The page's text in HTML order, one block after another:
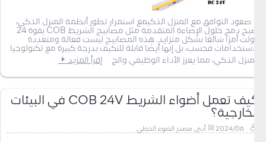
صعود التوافق مع المنزل الذكيمع استمرار تطور أنظمة المنزل الذكي،
أصبح دمج حلول الإضاءة المتقدمة مثل مصابيح الشريط COB بقوة 24
فولت أمرًا شائعًا بشكل متزايد. هذه المصابيح ليست فعالة ومتعددة
الاستخدامات فحسب، بل إنها أيضًا قابلة للتكيف بدرجة كبيرة مع تكنولوجيا
المنزل الذكي، مما يعزز الأداء الوظيفي والج
إقرأ المزيد
كيف تعمل أضواء الشريط COB 24V في البيئات
الخارجية؟
2024/06 أدى مصدر الضوء الخطي